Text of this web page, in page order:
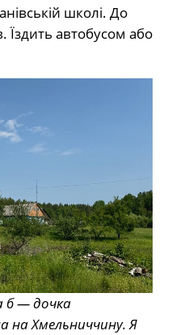
школі. До
Їздить автобусом або
б — дочка
на Хмельниччину. Я